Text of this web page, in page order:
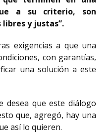
a su criterio, son
libres y justas”.
exigencias a que una
con garantías,
una solución a este
desea que este diálogo
que, agregó, hay una
así lo quieren.